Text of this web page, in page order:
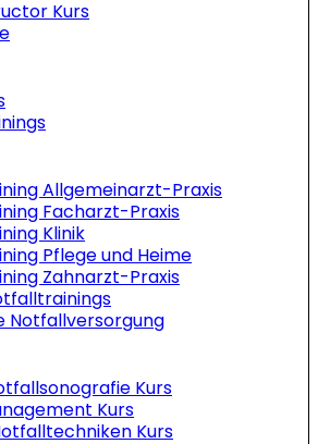
Kurs
Allgemeinarzt-Praxis
Facharzt-Praxis
Klinik
Pflege und Heime
Zahnarzt-Praxis
Notfallversorgung
Kurs
Kurs
Kurs